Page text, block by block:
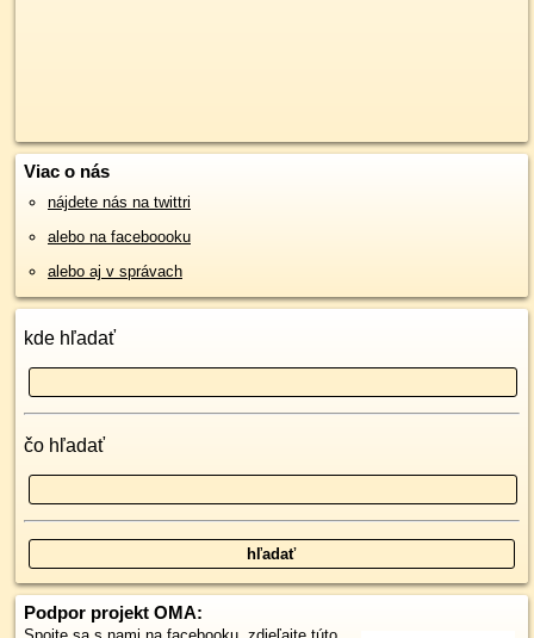
Viac o nás
nájdete nás na twittri
alebo na faceboooku
alebo aj v správach
kde hľadať
čo hľadať
Podpor projekt OMA: